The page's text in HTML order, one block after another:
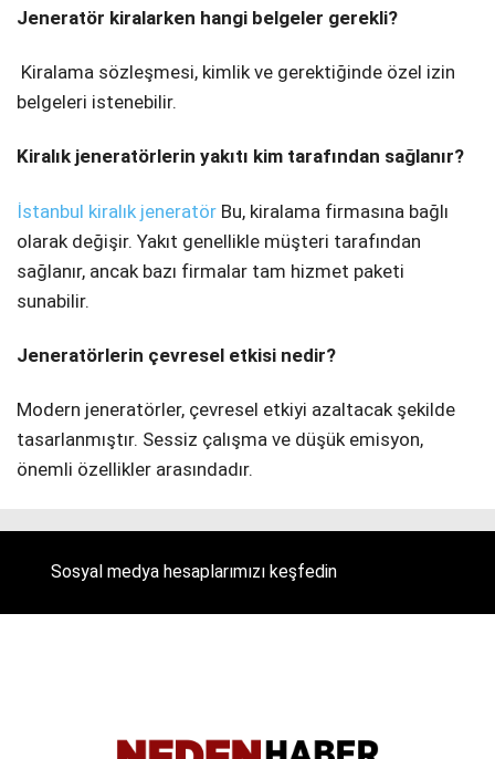
Jeneratör kiralarken hangi belgeler gerekli?
Kiralama sözleşmesi, kimlik ve gerektiğinde özel izin
belgeleri istenebilir.
Kiralık jeneratörlerin yakıtı kim tarafından sağlanır?
İstanbul kiralık jeneratör Bu, kiralama firmasına bağlı
olarak değişir. Yakıt genellikle müşteri tarafından
sağlanır, ancak bazı firmalar tam hizmet paketi
sunabilir.
Jeneratörlerin çevresel etkisi nedir?
Modern jeneratörler, çevresel etkiyi azaltacak şekilde
tasarlanmıştır. Sessiz çalışma ve düşük emisyon,
önemli özellikler arasındadır.
Sosyal medya hesaplarımızı keşfedin